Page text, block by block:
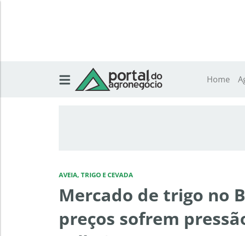
Home
AVEIA, TRIGO E CEVADA
Mercado de trigo no
preços sofrem